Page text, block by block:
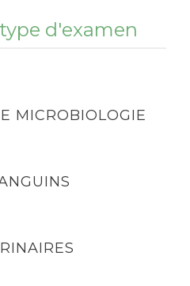
d'examen
MICROBIOLOGIE